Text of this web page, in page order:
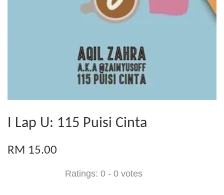
I Lap U: 115 Puisi Cinta
RM 15.00
Ratings: 0 - 0 votes